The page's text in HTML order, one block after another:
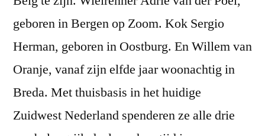
geboren in Bergen op Zoom. Kok Sergio
Herman, geboren in Oostburg. En Willem van
Oranje, vanaf zijn elfde jaar woonachtig in
Breda. Met thuisbasis in het huidige
Zuidwest Nederland spenderen ze alle drie